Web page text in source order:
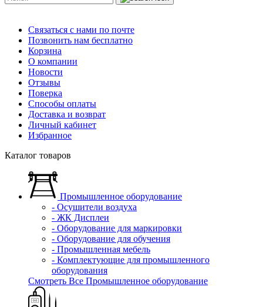
Связаться с нами по почте
Позвонить нам бесплатно
Корзина
О компании
Новости
Отзывы
Поверка
Способы оплаты
Доставка и возврат
Личный кабинет
Избранное
Каталог товаров
Промышленное оборудование
- Осушители воздуха
- ЖК Дисплеи
- Оборудование для маркировки
- Оборудование для обучения
- Промышленная мебель
- Комплектующие для промышленного
оборудования
Смотреть Все Промышленное оборудование